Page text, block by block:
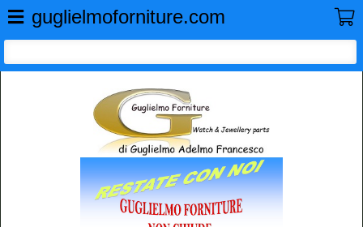
guglielmoforniture.com
GUGLIELMO FORNITURE